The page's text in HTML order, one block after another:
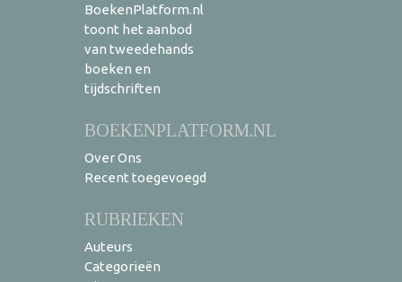
BoekenPlatform.nl
toont het aanbod
van tweedehands
boeken en
tijdschriften
BOEKENPLATFORM.NL
Over Ons
Recent toegevoegd
RUBRIEKEN
Auteurs
Categorieën